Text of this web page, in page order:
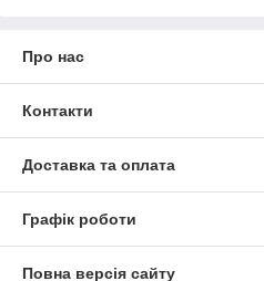
Про нас
Контакти
Доставка та оплата
Графік роботи
Повна версія сайту